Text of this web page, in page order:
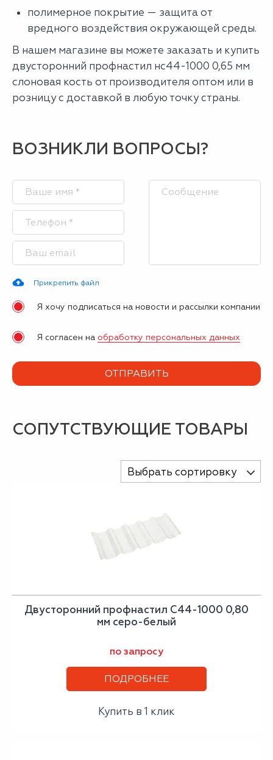
полимерное покрытие — защита от
вредного воздействия окружающей среды.
В нашем магазине вы можете заказать и купить
двусторонний профнастил нс44-1000 0,65 мм
слоновая кость от производителя оптом или в
розницу с доставкой в любую точку страны.
ВОЗНИКЛИ ВОПРОСЫ?
Прикрепить файл
Я хочу подписаться на новости и рассылки компании
Я согласен на обработку персональных данных
СОПУТСТВУЮЩИЕ ТОВАРЫ
Выбрать сортировку
Двусторонний профнастил С44-1000 0,80
мм серо-белый
по запросу
ПОДРОБНЕЕ
Купить в 1 клик